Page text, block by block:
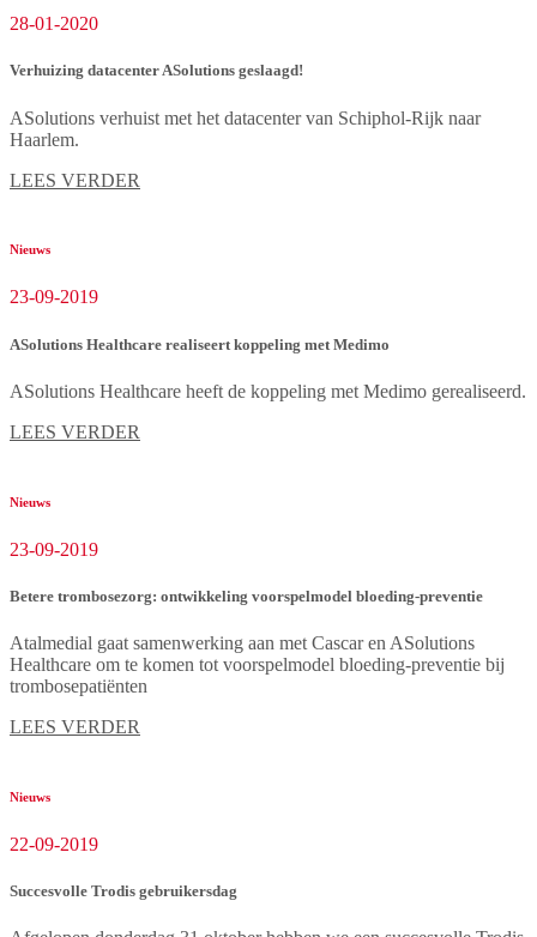
28-01-2020
Verhuizing datacenter ASolutions geslaagd!
ASolutions verhuist met het datacenter van Schiphol-Rijk naar
Haarlem.
LEES VERDER
Nieuws
23-09-2019
ASolutions Healthcare realiseert koppeling met Medimo
ASolutions Healthcare heeft de koppeling met Medimo gerealiseerd.
LEES VERDER
Nieuws
23-09-2019
Betere trombosezorg: ontwikkeling voorspelmodel bloeding-preventie
Atalmedial gaat samenwerking aan met Cascar en ASolutions
Healthcare om te komen tot voorspelmodel bloeding-preventie bij
trombosepatiënten
LEES VERDER
Nieuws
22-09-2019
Succesvolle Trodis gebruikersdag